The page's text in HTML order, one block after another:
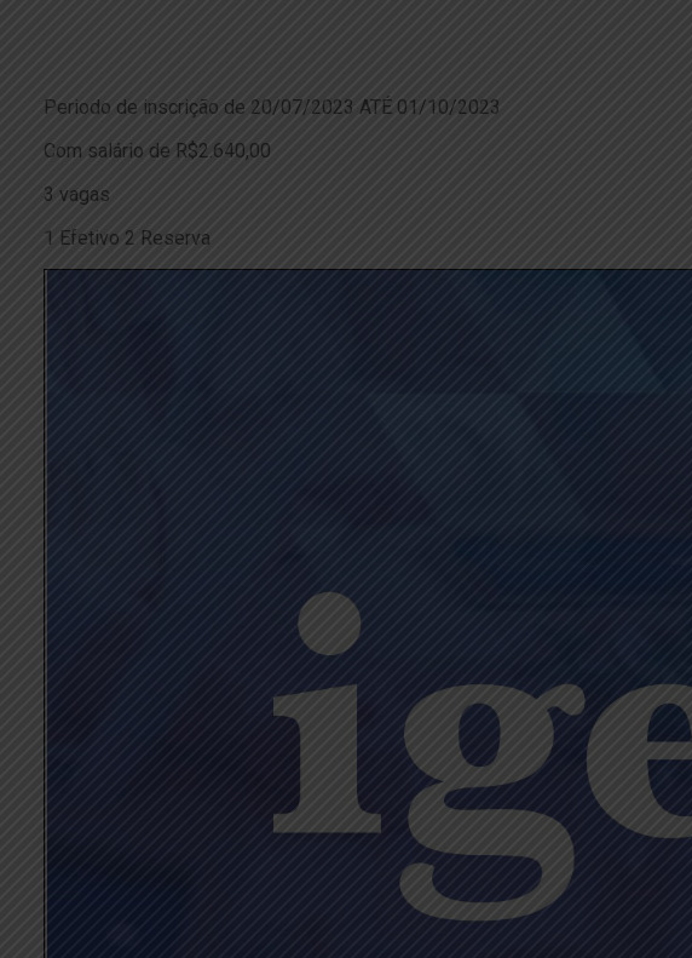
Periodo de inscrição de 20/07/2023 ATÉ 01/10/2023
Com salário de R$2.640,00
3 vagas
1 Efetivo 2 Reserva